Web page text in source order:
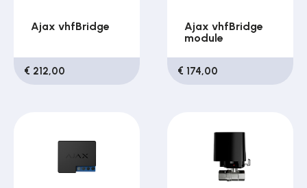
Ajax vhfBridge
€ 212,00
Ajax vhfBridge
module
€ 174,00